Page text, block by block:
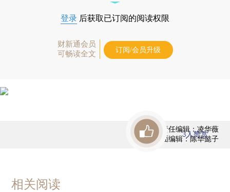
登录 后获取已订阅的阅读权限
财新通会员
可畅读全文
订阅/会员升级
责任编辑：凌华薇
版面编辑：陈华懿子
3人赞赏
相关阅读